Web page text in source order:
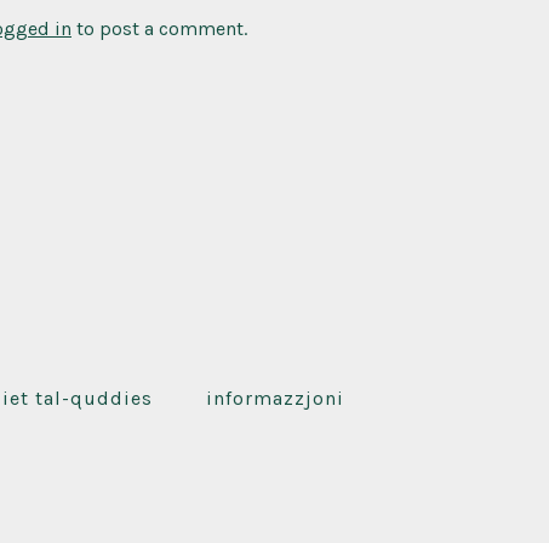
in to post a comment.
tal-quddies informazzjoni